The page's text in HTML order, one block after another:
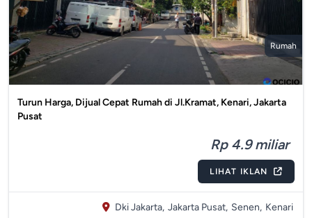
Rumah
Turun Harga, Dijual Cepat Rumah di Jl.Kramat, Kenari, Jakarta
Pusat
Rp 4.9 miliar
LIHAT IKLAN
Dki Jakarta, Jakarta Pusat, Senen, Kenari